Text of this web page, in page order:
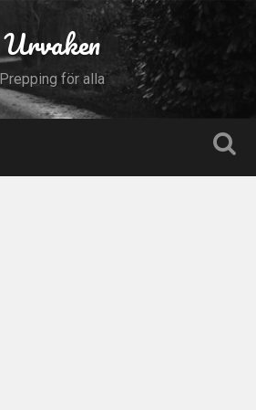
Urvaken
Prepping för alla